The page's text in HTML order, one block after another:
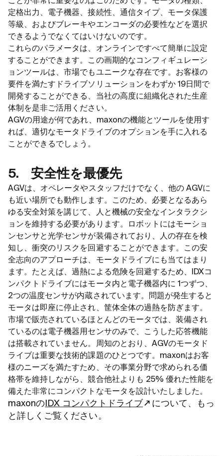
定格出力、電子機器、接続性、通信タイプ、モータ保護
等級、およびブレーキやエンコーダの必要性などを選択
できるようでなくてはいけないのです。
これらのパラメータは、オンラインですべて簡単に設定
することができます。この画期的なコンフィギュレーシ
ョンツールは、市場でもユニークな存在です。お客様の
要件を満たすドライブソリューションをわずか 19日間で
開発することができる、当社の高度に組織化された生産
体制を是非ご活用ください。
AGVの用途が何であれ、maxonの機能とツールを使用す
れば、適切なモータドライブのオプションを手に入れる
ことができるでしょう。
5. 安全性を最優先
AGVは、オペレータやスタッフだけでなく、他の AGVに
も近い場所でも動作します。このため、必要となるあら
ゆる安全対策を講じて、人と機械の安全なインタラクシ
ョンを維持する必要があります。ロボットにはモーショ
ンセンサと光学センサが装備されており、人の存在を検
知し、衝突のリスクを回避することができます。この安
全志向のアプローチは、モータドライブにも当てはまり
ます。たとえば、過熱による危険を回避するため、IDXコ
ンパクトドライブにはモータ内と電子機器内に 1つずつ、
2つの温度センサが内蔵されています。問題が発生すると
モータは即座に停止され、筐体全体の過熱を防ぎます。
市場で販売されているほとんどのモータでは、装備され
ているのは電子機器用センサのみで、こうした応答機能
は搭載されていません。周知のとおり、AGVのモータド
ライブは重要な技術的課題のひとつです。maxonはお客
様のニーズを満たすため、その事業分野で求められる価
格帯を維持しながら、競合他社よりも 25% 優れた性能を
備えた非常にコンパクトなモータを設計いたしました。
maxonの IDX コンパクトドライブ
について、もっ
と詳しくご覧ください。